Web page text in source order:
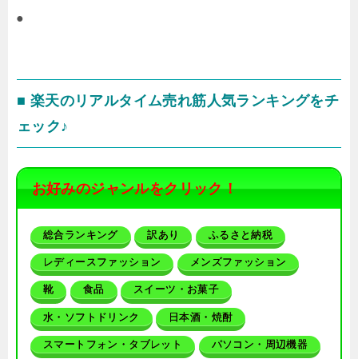
●
■ 楽天のリアルタイム売れ筋人気ランキングをチ
ェック♪
お好みのジャンルをクリック！
総合ランキング 訳あり ふるさと納税
レディースファッション メンズファッション
靴 食品 スイーツ・お菓子
水・ソフトドリンク 日本酒・焼酎
スマートフォン・タブレット パソコン・周辺機器